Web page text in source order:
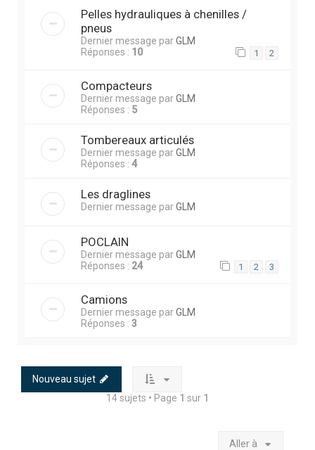
Pelles hydrauliques à chenilles /
pneus
Dernier message parGLM
Réponses : 10 1 2
Compacteurs
Dernier message parGLM
Réponses : 5
Tombereaux articulés
Dernier message parGLM
Réponses : 4
Les draglines
Dernier message parGLM
POCLAIN
Dernier message parGLM
Réponses : 24 1 2 3
Camions
Dernier message parGLM
Réponses : 3
Nouveau sujet
14 sujets • Page 1 sur 1
Aller à